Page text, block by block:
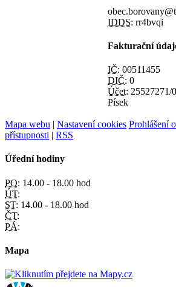
IDDS: rr4bvqi
Fakturační
IČ: 00511455
DIČ: 0
Účet: 25527271/
Písek
Mapa webu | Nastavení cookies Prohlášení
přístupnosti | RSS
Úřední hodiny
PO: 14.00 - 18.00 hod
ÚT:
ST: 14.00 - 18.00 hod
ČT:
PÁ:
Mapa